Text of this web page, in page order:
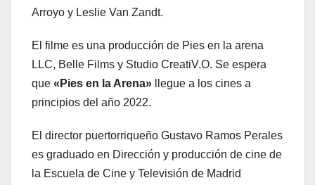
Arroyo y Leslie Van Zandt.
El filme es una producción de Pies en la arena
LLC, Belle Films y Studio CreatiV.O. Se espera
que «Pies en la Arena»
llegue a los cines a
principios del año 2022.
El director puertorriqueño Gustavo Ramos Perales
es graduado en Dirección y producción de cine de
la Escuela de Cine y Televisión de Madrid